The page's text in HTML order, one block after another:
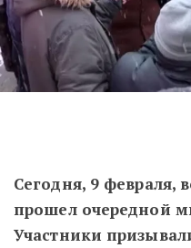
Сегодня, 9 февраля,
прошел очередной
Участники